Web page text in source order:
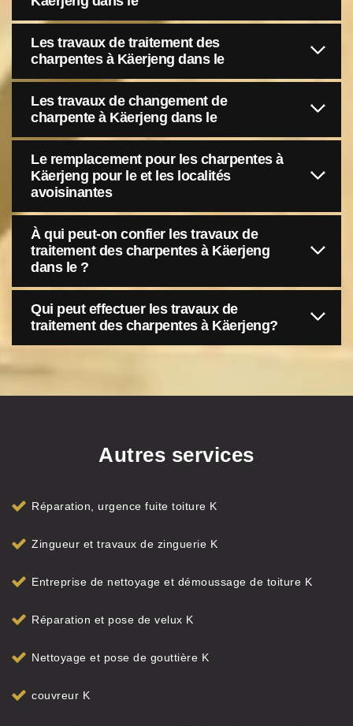
Les travaux de traitement des
charpentes à Käerjeng dans le
Les travaux de changement de
charpente à Käerjeng dans le
Le remplacement pour les charpentes à
Käerjeng pour le et les localités
avoisinantes
À qui peut-on confier les travaux de
traitement des charpentes à Käerjeng
dans le ?
Qui peut effectuer les travaux de
traitement des charpentes à Käerjeng?
Autres services
Réparation, urgence fuite toiture K
Zingueur et travaux de zinguerie K
Entreprise de nettoyage et démoussage de toiture K
Réparation et pose de velux K
Nettoyage et pose de gouttière K
couvreur K